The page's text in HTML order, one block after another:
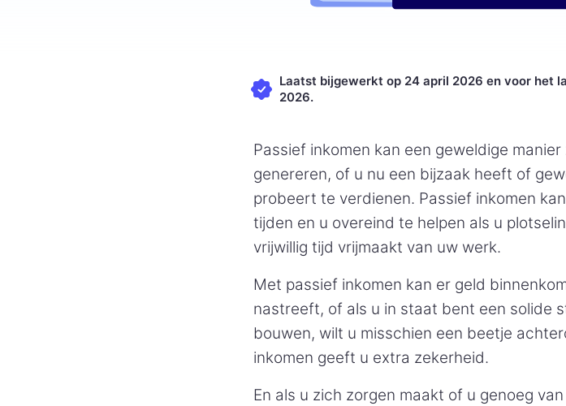
Laatst bijgewerkt op 24 april 2026 en voor het
2026.
Passief inkomen kan een geweldige
genereren, of u nu een bijzaak heeft of
probeert te verdienen. Passief inkomen
tijden en u overeind te helpen als u
vrijwillig tijd vrijmaakt van uw werk.
Met passief inkomen kan er geld
nastreeft, of als u in staat bent een solide
bouwen, wilt u misschien een beetje
inkomen geeft u extra zekerheid.
En als u zich zorgen maakt of u genoeg